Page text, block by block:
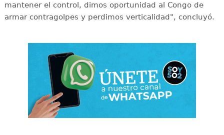
mantener el control, dimos oportunidad al Congo de
armar contragolpes y perdimos verticalidad", concluyó.